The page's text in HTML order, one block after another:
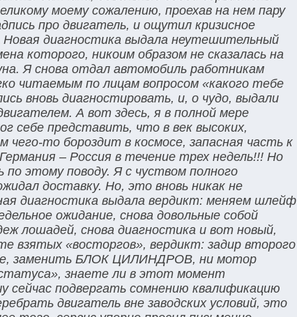
моему сожалению, проехав на нем пару
про двигатель, и ощутил кризисное
диагностика выдала неутешительный
которого, никоим образом не сказалась на
Я снова отдал автомобиль работникам
читаемым по лицам вопросом «какого тебе
вновь диагностировать, и, о чудо, выдали
А вот здесь, я в полной мере
себе представить, что в век высоких,
то бороздит в космосе, запасная часть к
– Россия в течение трех недель!!! Но
этому поводу. Я с чуством полного
доставку. Но, это вновь никак не
диагностика выдала вердикт: меняем шлейф
ожидание, снова довольные собой
лошадей, снова диагностика и вот новый,
взятых «восторгов», вердикт: задир второго
заменить БЛОК ЦИЛИНДРОВ, ни мотор
знаете ли в этот момент
сейчас подвергать сомнению квалификацию
двигатель вне заводских условий, это